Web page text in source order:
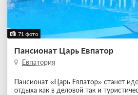
71 фото
Пансионат Царь Евпатор
Евпатория
Пансионат «Царь Евпатор» станет
отдыха как в деловой так и